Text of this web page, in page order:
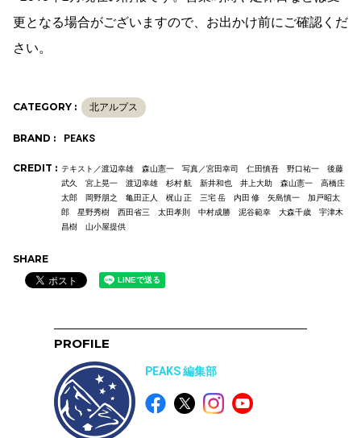
更となる場合がございますので、お出かけ前にご確認くだ
さい。
CATEGORY : 北アルプス
BRAND : PEAKS
CREDIT : テキスト／渡辺幸雄 森山憲一 写真／宮田幸司 仁田慎吾 野口祐一 後藤
武久 宮上晃一 渡辺幸雄 杉村 航 新井和也 井上大助 森山憲一 高橋庄
太郎 岡野朋之 亀田正人 梶山 正 三宅 岳 内田 修 矢島慎一 加戸昭太
郎 星野秀樹 西田省三 太田孝則 中村成勝 泥谷範幸 大森千歳 宇津木
昌樹 山小屋提供
SHARE
PROFILE
PEAKS 編集部